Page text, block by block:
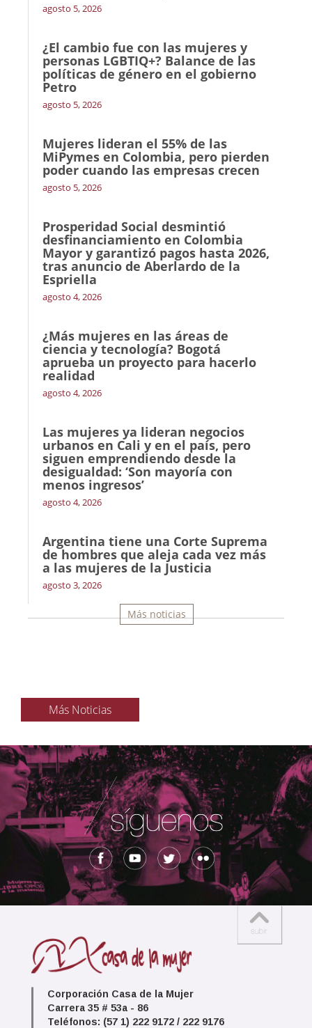
agosto 5, 2026
¿El cambio fue con las mujeres y
personas LGBTIQ+? Balance de las
políticas de género en el gobierno
Petro
agosto 5, 2026
Mujeres lideran el 55% de las
MiPymes en Colombia, pero pierden
poder cuando las empresas crecen
agosto 5, 2026
Prosperidad Social desmintió
desfinanciamiento en Colombia
Mayor y garantizó pagos hasta 2026,
tras anuncio de Aberlardo de la
Espriella
agosto 4, 2026
¿Más mujeres en las áreas de
ciencia y tecnología? Bogotá
aprueba un proyecto para hacerlo
realidad
agosto 4, 2026
Las mujeres ya lideran negocios
urbanos en Cali y en el país, pero
siguen emprendiendo desde la
desigualdad: ‘Son mayoría con
menos ingresos’
agosto 4, 2026
Argentina tiene una Corte Suprema
de hombres que aleja cada vez más
a las mujeres de la Justicia
agosto 3, 2026
Más noticias
Más Noticias
Corporación Casa de la Mujer
Carrera 35 # 53a - 86
Teléfonos: (57 1) 222 9172 / 222 9176